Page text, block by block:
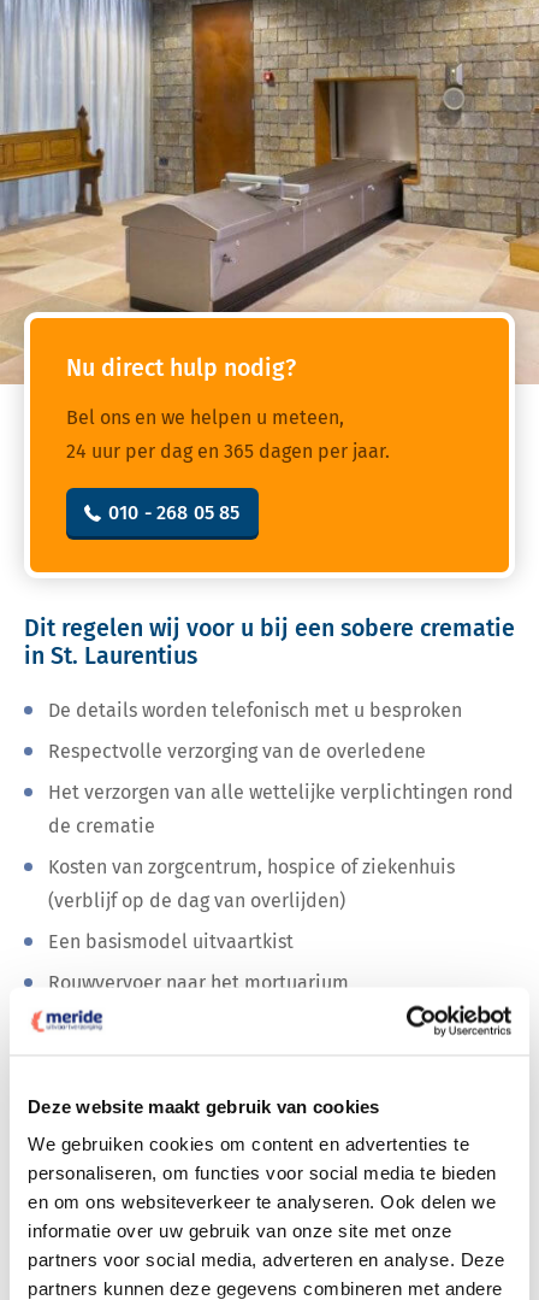
Deze website maakt gebruik van cookies
We gebruiken cookies om content en advertenties te
personaliseren, om functies voor social media te bieden
en om ons websiteverkeer te analyseren. Ook delen we
informatie over uw gebruik van onze site met onze
partners voor social media, adverteren en analyse. Deze
partners kunnen deze gegevens combineren met andere
Nu direct hulp nodig?
Bel ons en we helpen u meteen,
24 uur per dag en 365 dagen per jaar.
010 - 268 05 85
Dit regelen wij voor u bij een sobere crematie
in St. Laurentius
De details worden telefonisch met u besproken
Respectvolle verzorging van de overledene
Het verzorgen van alle wettelijke verplichtingen rond
de crematie
Kosten van zorgcentrum, hospice of ziekenhuis
(verblijf op de dag van overlijden)
Een basismodel uitvaartkist
Rouwvervoer naar het mortuarium
Verblijf van de overledene in een mortuarium tot de
Rouwvervoer van de overledene naar het
De crematie van de overledene buiten de
aanwezigheid van nabestaanden
U ontvangt van ons de praktische ‘ Zorgna Gids’ voor
nabestaanden